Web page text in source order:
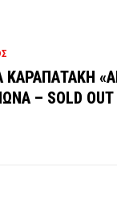
ΚΑΡΑΠΑΤΑΚΗ
– SOLD